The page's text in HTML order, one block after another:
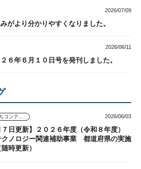
2026/07/09
がより分かりやすくなりました。
2026/06/11
６年６月１０日号を発刊しました。
2026/06/03
７日更新】２０２６年度（令和８年度）
クノロジー関連補助事業 都道府県の実施
時更新）